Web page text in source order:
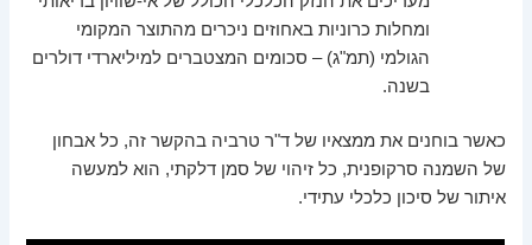
ומחלות כרוניות באחוזים ניכרים מהתוצר המקומי
הגולמי (תמ"ג) – סכומים המצטברים למיליארדי דולרים
בשנה.
כאשר בוחנים את ממצאיו של ד"ר טרביה בהקשר זה, כל אבחון
של השמנה סרקופנית, כל זיהוי של סמן דלקתי, הוא למעשה
איתור של סיכון כלכלי עתידי.